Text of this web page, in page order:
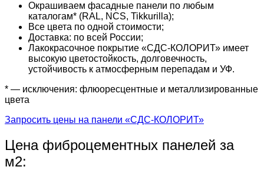
Окрашиваем фасадные панели по любым
каталогам* (RAL, NCS, Tikkurilla);
Все цвета по одной стоимости;
Доставка: по всей России;
Лакокрасочное покрытие «СДС-КОЛОРИТ» имеет
высокую цветостойкость, долговечность,
устойчивость к атмосферным перепадам и УФ.
* — исключения: флюоресцентные и металлизированные
цвета
Запросить цены на панели «СДС-КОЛОРИТ»
Цена фиброцементных панелей за
м2: